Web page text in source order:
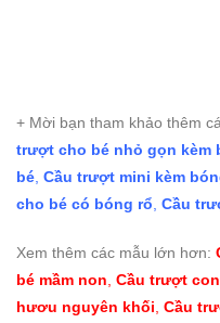
+ Mời bạn tham khảo thêm
trượt cho bé nhỏ gọn kèm
bé Cầu trượt mini kèm
cho bé có bóng rổ Cầu
Xem thêm các mẫu lớn hơn:
bé mầm non Cầu trượt
hươu nguyên khối Cầu